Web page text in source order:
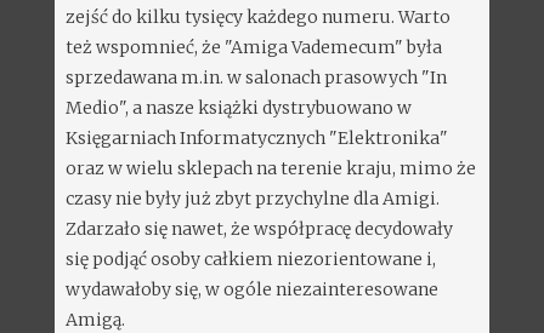
zejść do kilku tysięcy każdego numeru. Warto
też wspomnieć, że "Amiga Vademecum" była
sprzedawana m.in. w salonach prasowych "In
Medio", a nasze książki dystrybuowano w
Księgarniach Informatycznych "Elektronika"
oraz w wielu sklepach na terenie kraju, mimo że
czasy nie były już zbyt przychylne dla Amigi.
Zdarzało się nawet, że współpracę decydowały
się podjąć osoby całkiem niezorientowane i,
wydawałoby się, w ogóle niezainteresowane
Amigą.